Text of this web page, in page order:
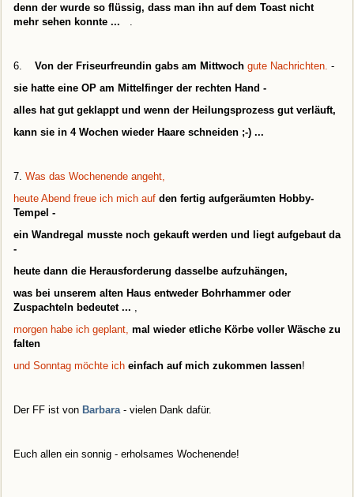
denn der wurde so flüssig, dass man ihn auf dem Toast nicht
mehr sehen konnte ...
6. Von der Friseurfreundin gabs am Mittwoch gute Nachrichten. -
sie hatte eine OP am Mittelfinger der rechten Hand -
alles hat gut geklappt und wenn der Heilungsprozess gut verläuft,
kann sie in 4 Wochen wieder Haare schneiden ;-) ...
7. Was das Wochenende angeht,
heute Abend freue ich mich auf den fertig aufgeräumten Hobby-
Tempel -
ein Wandregal musste noch gekauft werden und liegt aufgebaut da
-
heute dann die Herausforderung dasselbe aufzuhängen,
was bei unserem alten Haus entweder Bohrhammer oder
Zuspachteln bedeutet ...
morgen habe ich geplant, mal wieder etliche Körbe voller Wäsche zu
falten
und Sonntag möchte ich einfach auf mich zukommen lassen!
Der FF ist von Barbara - vielen Dank dafür.
Euch allen ein sonnig - erholsames Wochenende!